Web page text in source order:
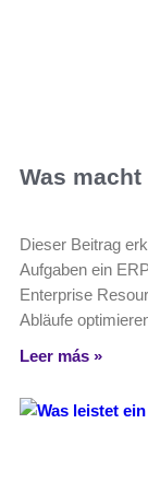
Was
Dieser Beitrag
Aufgaben ein
Enterprise
Abläufe
Leer más »